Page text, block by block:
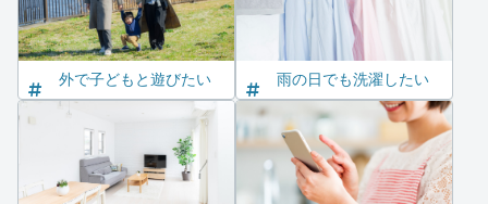
外で子どもと遊びたい 雨の日でも洗濯したい